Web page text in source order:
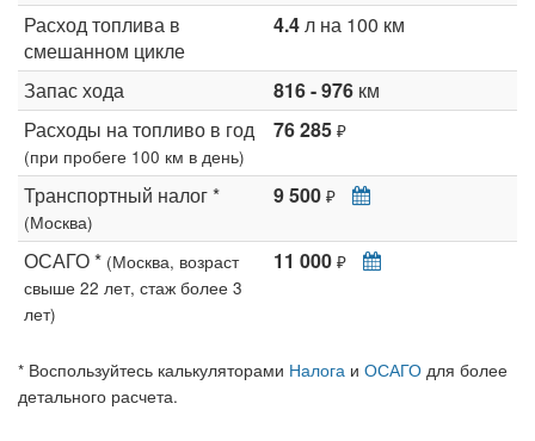
Расход топлива в
смешанном цикле
4.4л на 100 км
Запас хода 816 - 976 км
Расходы на топливо в год
(при пробеге 100 км в день)
76 285 ₽
Транспортный налог *
(Москва)
9 500 ₽
ОСАГО * (Москва, возраст
свыше 22 лет, стаж более 3
лет)
11 000 ₽
* Воспользуйтесь калькуляторами Налога и ОСАГО для более
детального расчета.